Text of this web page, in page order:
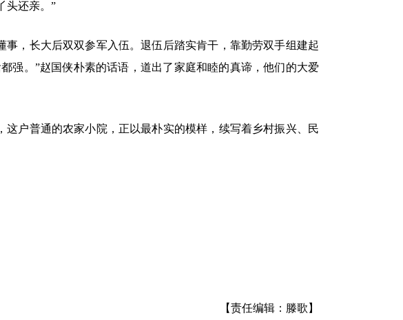
头还亲。”
，长大后双双参军入伍。退伍后踏实肯干，靠勤劳双手组建起
强。”赵国侠朴素的话语，道出了家庭和睦的真谛，他们的大爱
户普通的农家小院，正以最朴实的模样，续写着乡村振兴、民
【责任编辑：滕歌】